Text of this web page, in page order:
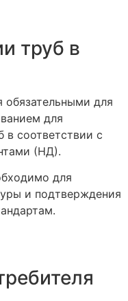
труб в
обязательными для
для
в соответствии с
(НД).
для
и подтверждения